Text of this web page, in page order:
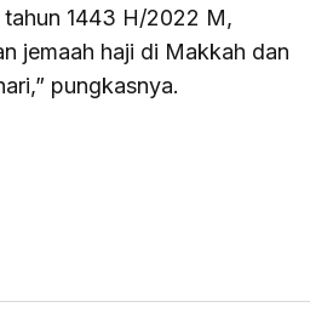
1443 H/2022 M,
jemaah haji di Makkah dan
pungkasnya.